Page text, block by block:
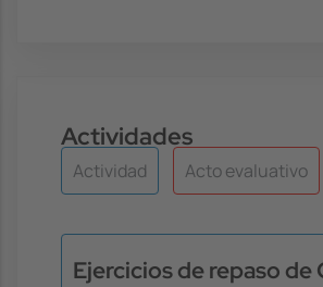
Actividades
Actividad Acto evaluativo
Ejercicios de repaso de